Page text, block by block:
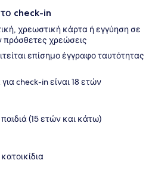
check-in
χρεωστική κάρτα ή εγγύηση σε
πρόσθετες χρεώσεις
επίσημο έγγραφο ταυτότητας
check-in είναι 18 ετών
(15 ετών και κάτω)